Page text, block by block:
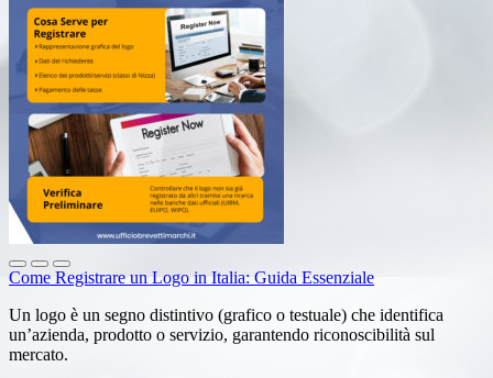
Come Registrare un Logo in Italia: Guida Essenziale
Un logo è un segno distintivo (grafico o testuale) che identifica
un’azienda, prodotto o servizio, garantendo riconoscibilità sul
mercato.